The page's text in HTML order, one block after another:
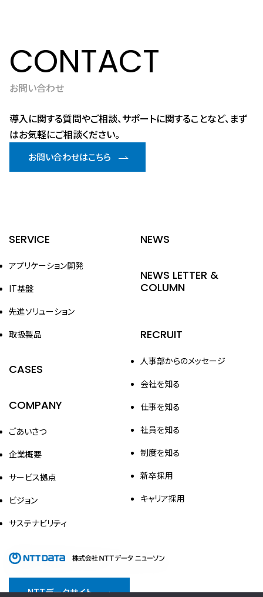
CONTACT
お問い合わせ
導入に関する質問やご相談、サポートに関することなど、まず
はお気軽にご相談ください。
お問い合わせはこちら
SERVICE
アプリケーション開発
IT基盤
先進ソリューション
取扱製品
CASES
COMPANY
ごあいさつ
企業概要
サービス拠点
ビジョン
サステナビリティ
NEWS
NEWS LETTER &
COLUMN
RECRUIT
人事部からのメッセージ
会社を知る
仕事を知る
社員を知る
制度を知る
新卒採用
キャリア採用
NTTデータサイト